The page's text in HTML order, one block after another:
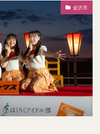
金沢市